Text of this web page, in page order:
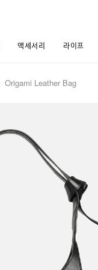
액세서리 라이프
Origami Leather Bag